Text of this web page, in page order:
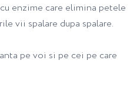
enzime care elimina petele
vii spalare dupa spalare.
pe voi si pe cei pe care